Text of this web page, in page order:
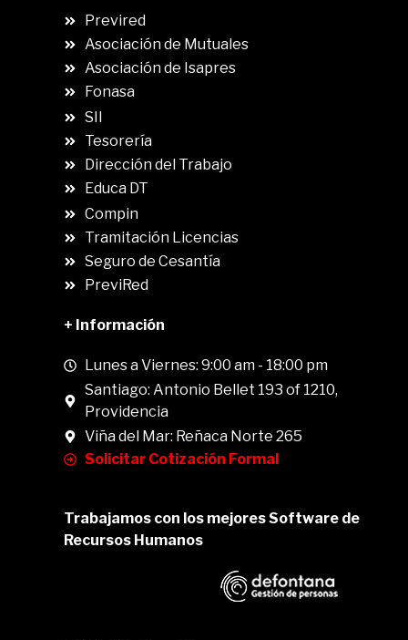
Previred
Asociación de Mutuales
Asociación de Isapres
Fonasa
SII
Tesorería
Dirección del Trabajo
Educa DT
Compin
Tramitación Licencias
Seguro de Cesantía
PreviRed
+ Información
Lunes a Viernes: 9:00 am - 18:00 pm
Santiago: Antonio Bellet 193 of 1210,
Providencia
Viña del Mar: Reñaca Norte 265
Solicitar Cotización Formal
Trabajamos con los mejores Software de
Recursos Humanos